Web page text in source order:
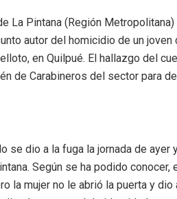
La Pintana (Región
autor del homicidio de un
en Quilpué. El hallazgo del
de Carabineros del sector para
se dio a la fuga la jornada de
Según se ha podido
la mujer no le abrió la puerta y